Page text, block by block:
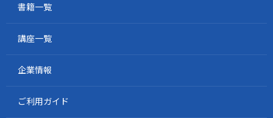
書籍一覧
講座一覧
企業情報
ご利用ガイド